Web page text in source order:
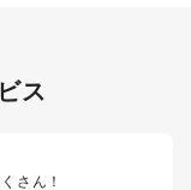
ス
さん！